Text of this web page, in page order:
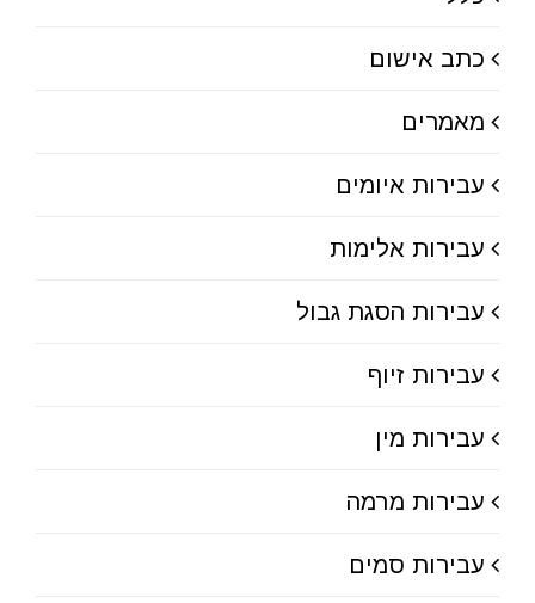
כתב אישום
מאמרים
עבירות איומים
עבירות אלימות
עבירות הסגת גבול
עבירות זיוף
עבירות מין
עבירות מרמה
עבירות סמים